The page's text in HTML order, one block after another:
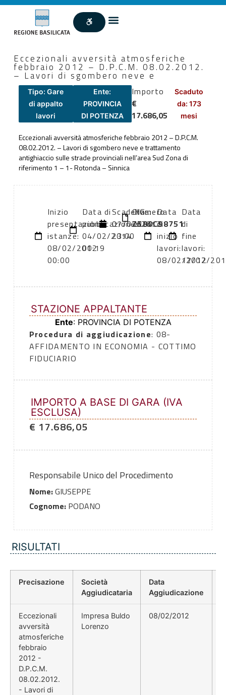
Eccezionali avversità atmosferiche
febbraio 2012 – D.P.C.M. 08.02.2012.
– Lavori di sgombero neve e
Tipo: Gare
di appalto
lavori
Ente:
PROVINCIA
DI POTENZA
Importo
€
17.686,05
Scaduto
da: 173
mesi
Eccezionali avversità atmosferiche febbraio 2012 – D.P.C.M.
08.02.2012. – Lavori di sgombero neve e trattamento
antighiaccio sulle strade provinciali nell’area Sud Zona di
riferimento 1 – 1- Rotonda – Sinnica
Inizio
presentazione
istanze:
08/02/2012
00:00
Data di
pubblicazione:
04/02/2014
00:19
Scadenza:
07/02/2012
23:00
Numero
atto:
CIG:
Z580C98751
Data
di
inizio
lavori:
08/02/2012
Data
di
fine
lavori:
17/02/
STAZIONE APPALTANTE
Ente: PROVINCIA DI POTENZA
Procedura di aggiudicazione: 08-
AFFIDAMENTO IN ECONOMIA - COTTIMO
FIDUCIARIO
IMPORTO A BASE DI GARA (IVA
ESCLUSA)
€ 17.686,05
Responsabile Unico del Procedimento
Nome:GIUSEPPE
Cognome:PODANO
RISULTATI
Precisazione
Società
Aggiudicataria
Data
Aggiudicazione
Eccezionali
avversità
atmosferiche
febbraio
2012 -
D.P.C.M.
08.02.2012.
- Lavori di
Impresa Buldo
Lorenzo
08/02/2012